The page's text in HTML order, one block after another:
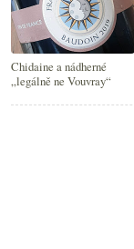
Chidaine a nádherné
„legálně ne Vouvray“